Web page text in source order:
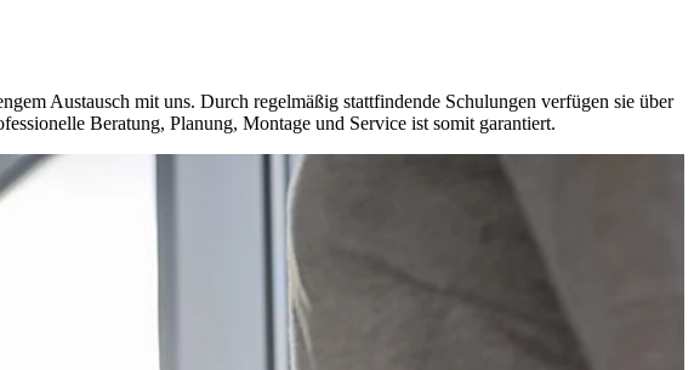
Austausch mit uns. Durch regelmäßig stattfindende Schulungen verfügen sie über
Beratung, Planung, Montage und Service ist somit garantiert.